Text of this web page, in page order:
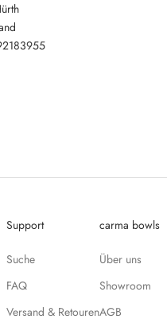
Support
Suche
FAQ
Versand & Retouren
carma bowls
Über uns
Showroom
AGB